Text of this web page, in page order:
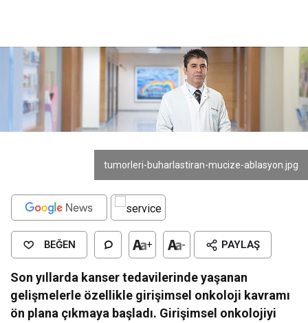
tumorleri-buharlastiran-mucize-ablasyon.jpg
BEĞEN + - PAYLAŞ
Son yıllarda kanser tedavilerinde yaşanan
gelişmelerle özellikle girişimsel onkoloji kavramı
ön plana çıkmaya başladı. Girişimsel onkolojiyi